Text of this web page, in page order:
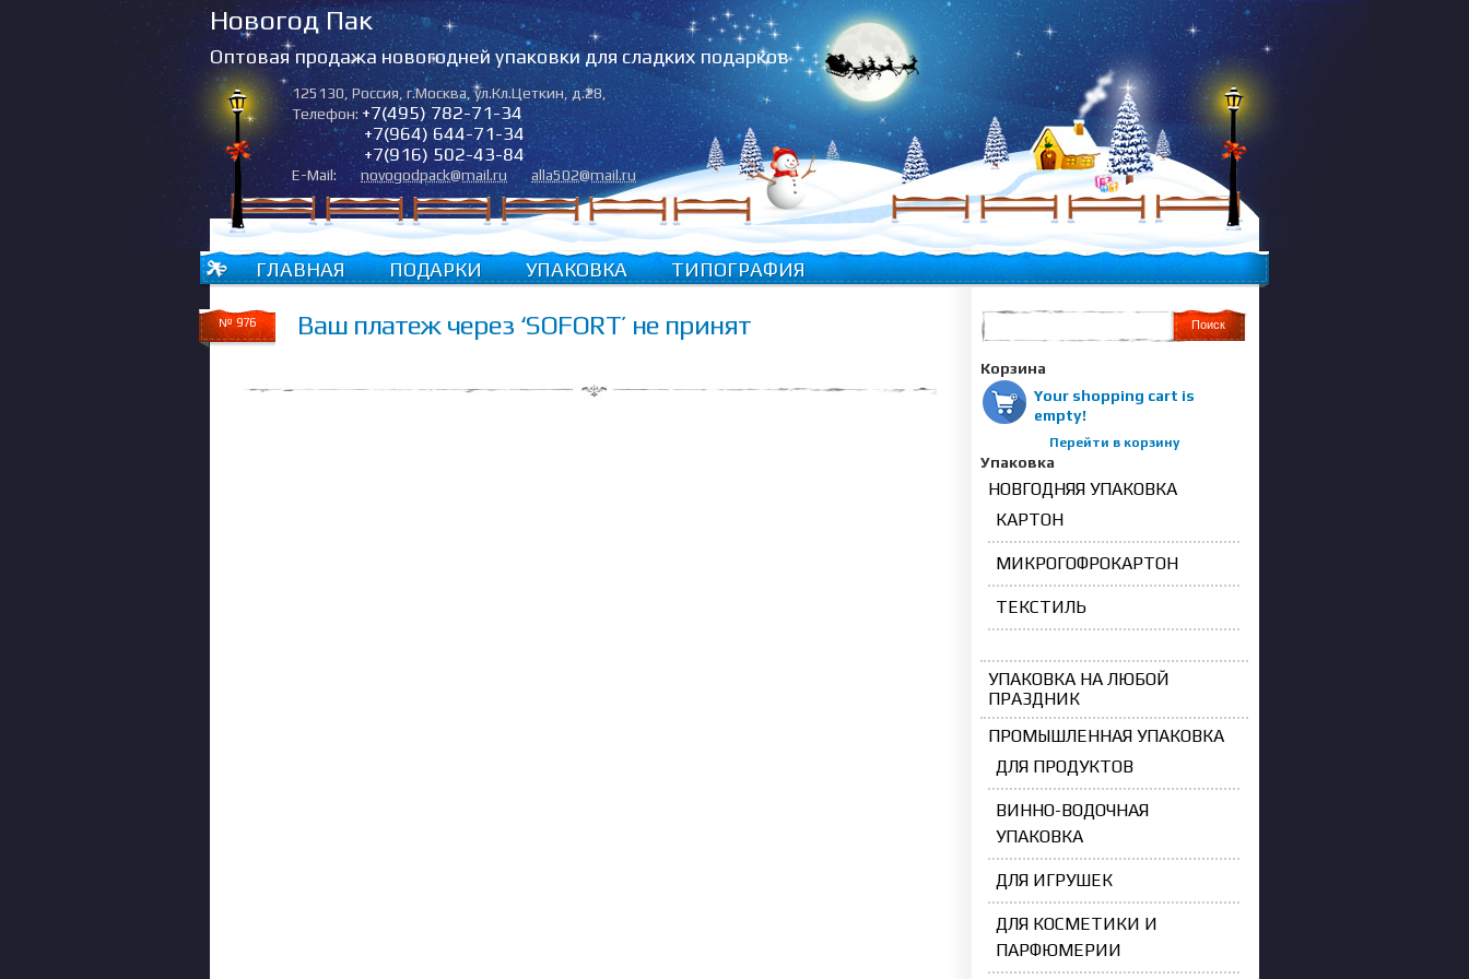
Новогод Пак
Оптовая продажа новогодней упаковки для сладких подарков
125130,Россия,г.Москва,ул.Кл.Цеткин, д.28
Телефон: +7(495) 782-71-34
+7(964) 644-71-34
+7(916) 502-43-84
E-Mail: novogodpack@mail.ru alla502@mail.ru
ГЛАВНАЯ ПОДАРКИ УПАКОВКА ТИПОГРАФИЯ
№ 976 Ваш платеж через ‘SOFORT’ не принят
Корзина
Your shopping cart is
empty!
Перейти в корзину
Упаковка
НОВГОДНЯЯ УПАКОВКА
КАРТОН
МИКРОГОФРОКАРТОН
ТЕКСТИЛЬ
УПАКОВКА НА ЛЮБОЙ
ПРАЗДНИК
ПРОМЫШЛЕННАЯ УПАКОВКА
ДЛЯ ПРОДУКТОВ
ВИННО-ВОДОЧНАЯ
УПАКОВКА
ДЛЯ ИГРУШЕК
ДЛЯ КОСМЕТИКИ И
ПАРФЮМЕРИИ